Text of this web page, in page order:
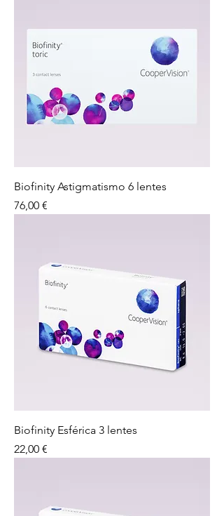
Biofinity Astigmatismo 6 lentes
Preço
76,00 €
Biofinity Esférica 3 lentes
Preço
22,00 €